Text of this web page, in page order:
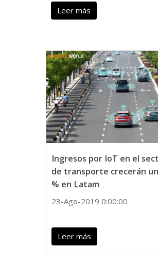
Leer más
Ingresos por IoT en el
de transporte crecerán
% en Latam
23-Ago-2019 0:00:00
Leer más